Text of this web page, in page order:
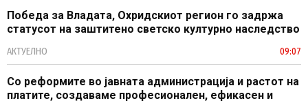
Победа за Владата, Охридскиот регион го задржа
статусот на заштитено светско културно наследство
АКТУЕЛНО 09:07
Со реформите во јавната администрација и растот на
платите, создаваме професионален, ефикасен и